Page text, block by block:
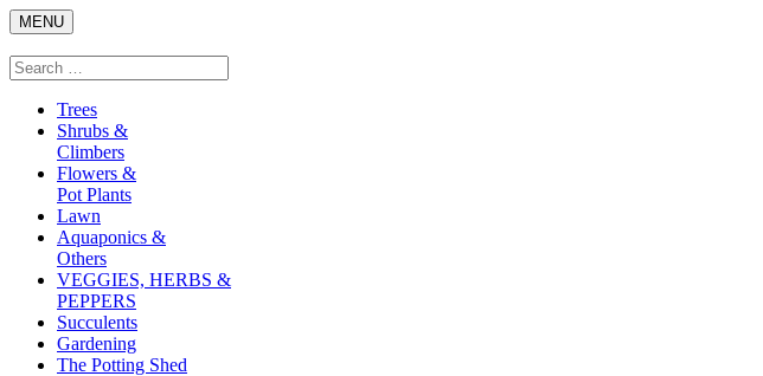
Skip
to
content
MENU
Search
Search
for:
Trees
Shrubs &
Climbers
Flowers &
Pot Plants
Lawn
Aquaponics &
Others
VEGGIES, HERBS &
PEPPERS
Succulents
Gardening
The Potting Shed